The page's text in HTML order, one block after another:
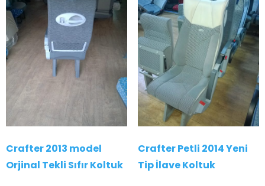
Crafter 2013 model
Orjinal Tekli Sıfır Koltuk
Crafter Petli 2014 Yeni
Tip İlave Koltuk